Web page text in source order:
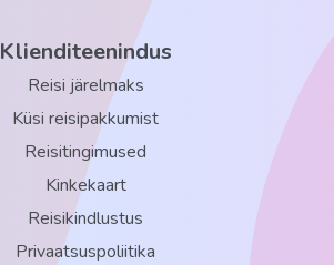
Klienditeenindus
Reisi järelmaks
Küsi reisipakkumist
Reisitingimused
Kinkekaart
Reisikindlustus
Privaatsuspoliitika